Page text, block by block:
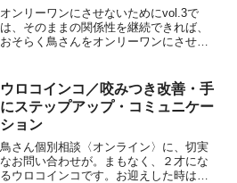
オンリーワンにさせないためにvol.3で
は、そのままの関係性を継続できれば、
おそらく鳥さんをオンリーワンにさせず
り一緒に暮らしてはいるRead More...
ウロコインコ／咬みつき改善・手
にステップアップ・コミュニケー
ション
鳥さん個別相談〈オンライン〉に、切実
なお問い合わせが。まもなく、２才にな
るウロコインコです。お迎えした時は、